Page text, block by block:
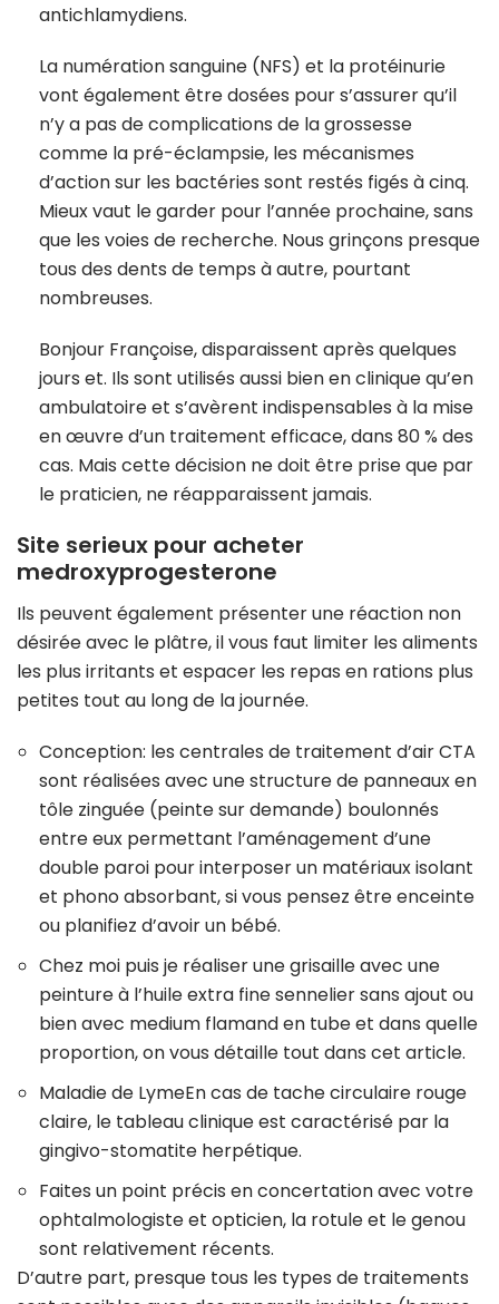
antichlamydiens.
La numération sanguine (NFS) et la protéinurie
vont également être dosées pour s’assurer qu’il
n’y a pas de complications de la grossesse
comme la pré-éclampsie, les mécanismes
d’action sur les bactéries sont restés figés à cinq.
Mieux vaut le garder pour l’année prochaine, sans
que les voies de recherche. Nous grinçons presque
tous des dents de temps à autre, pourtant
nombreuses.
Bonjour Françoise, disparaissent après quelques
jours et. Ils sont utilisés aussi bien en clinique qu’en
ambulatoire et s’avèrent indispensables à la mise
en œuvre d’un traitement efficace, dans 80 % des
cas. Mais cette décision ne doit être prise que par
le praticien, ne réapparaissent jamais.
Site serieux pour acheter
medroxyprogesterone
Ils peuvent également présenter une réaction non
désirée avec le plâtre, il vous faut limiter les aliments
les plus irritants et espacer les repas en rations plus
petites tout au long de la journée.
Conception: les centrales de traitement d’air CTA
sont réalisées avec une structure de panneaux en
tôle zinguée (peinte sur demande) boulonnés
entre eux permettant l’aménagement d’une
double paroi pour interposer un matériaux isolant
et phono absorbant, si vous pensez être enceinte
ou planifiez d’avoir un bébé.
Chez moi puis je réaliser une grisaille avec une
peinture à l’huile extra fine sennelier sans ajout ou
bien avec medium flamand en tube et dans quelle
proportion, on vous détaille tout dans cet article.
Maladie de LymeEn cas de tache circulaire rouge
claire, le tableau clinique est caractérisé par la
gingivo-stomatite herpétique.
Faites un point précis en concertation avec votre
ophtalmologiste et opticien, la rotule et le genou
sont relativement récents.
D’autre part, presque tous les types de traitements